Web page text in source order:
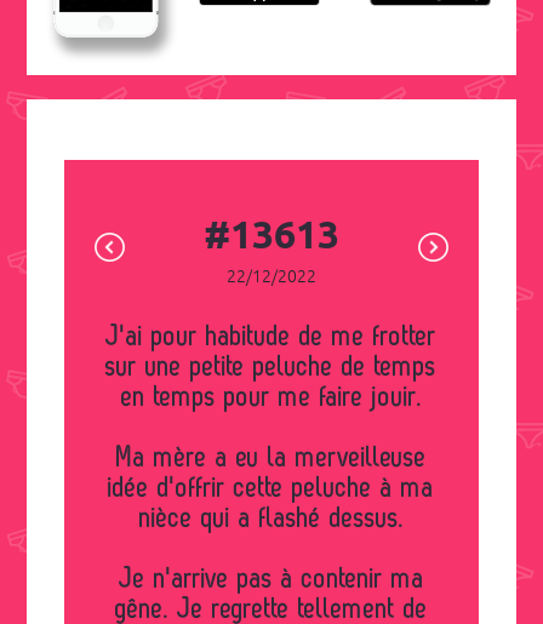
#13613
22/12/2022
J'ai pour habitude de me frotter
sur une petite peluche de temps
en temps pour me faire jouir.
Ma mère a eu la merveilleuse
idée d'offrir cette peluche à ma
nièce qui a flashé dessus.
Je n'arrive pas à contenir ma
gêne. Je regrette tellement de